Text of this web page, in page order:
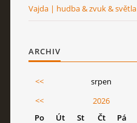
Vajda | hudba & zvuk & světla
ARCHIV
<< srpen
<<
2026
Po
Út St Čt Pá